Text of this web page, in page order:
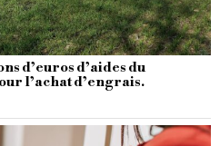
d’euros d’aides du
l’achat d’engrais.